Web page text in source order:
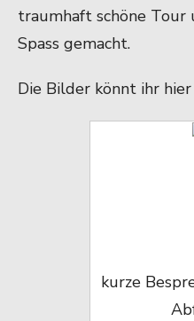
traumhaft schöne Tour
Spass gemacht.
Die Bilder könnt ihr
kurze